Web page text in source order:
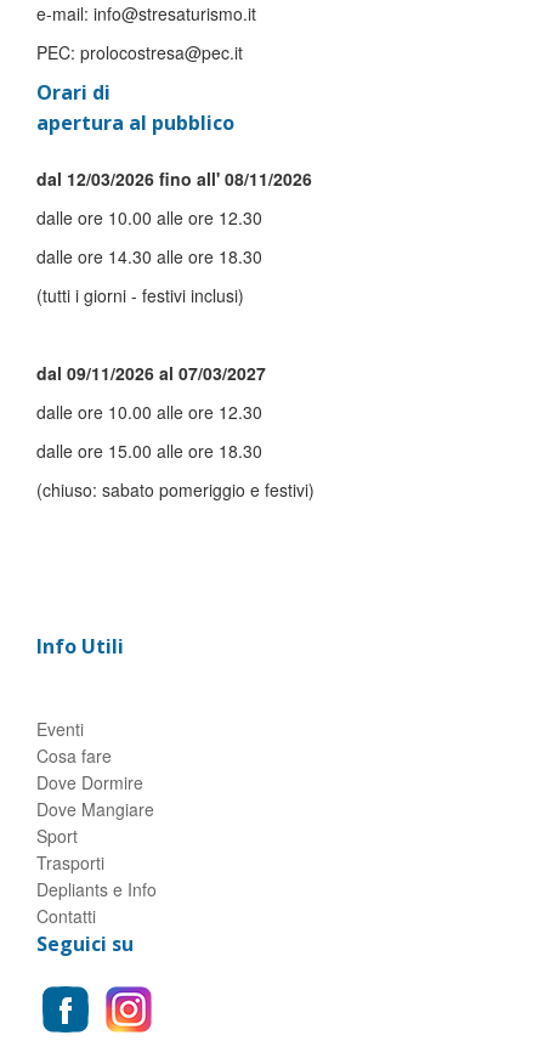
e-mail: info@stresaturismo.it
PEC: prolocostresa@pec.it
Orari di
apertura al pubblico
dal 12/03/2026 fino all' 08/11/2026
dalle ore 10.00 alle ore 12.30
dalle ore 14.30 alle ore 18.30
(tutti i giorni - festivi inclusi)
dal 09/11/2026 al 07/03/2027
dalle ore 10.00 alle ore 12.30
dalle ore 15.00 alle ore 18.30
(chiuso: sabato pomeriggio e festivi)
Info Utili
Eventi
Cosa fare
Dove Dormire
Dove Mangiare
Sport
Trasporti
Depliants e Info
Contatti
Seguici su